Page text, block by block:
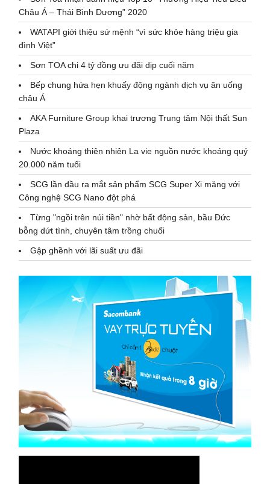
Châu Á – Thái Bình Dương” 2020
WATAPI giới thiệu sứ mệnh “vì sức khỏe hàng triệu gia
đình Việt”
Sơn TOA chi 4 tỷ đồng ưu đãi dịp cuối năm
Bếp chung hứa hẹn khuấy động ngành dịch vụ ăn uống
châu Á
AKA Furniture Group khai trương Trung tâm Nội thất Sun
Plaza
Nước khoáng thiên nhiên La vie nguồn nước khoáng quý
20.000 năm tuổi
SCG lần đầu ra mắt sản phẩm SCG Super Xi măng với
Công nghệ SCG Nano đột phá
Từng "ngồi trên núi tiền" nhờ bất động sản, bầu Đức
bỗng dứt tình, chuyên tâm trồng chuối
Gập ghềnh với lãi suất ưu đãi